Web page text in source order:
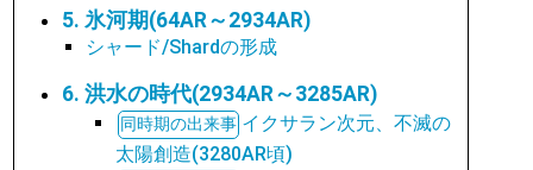
5. 氷河期(64AR～2934AR)
シャード/Shardの形成
6. 洪水の時代(2934AR～3285AR)
イクサラン次元、不滅の
太陽創造(3280AR頃)